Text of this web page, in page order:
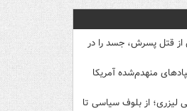
قتل پسرش، جسد را در
منهدم‌شده آمریکا
از بلوف سیاسی تا